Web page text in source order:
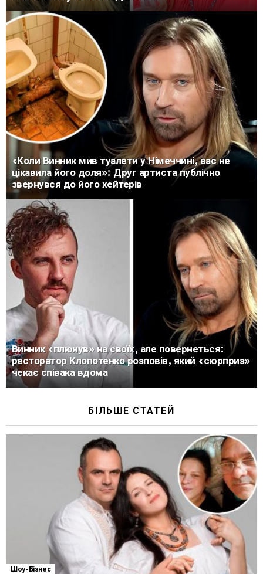
«Коли Винник мив туалети у Німеччині, вас не
цікавила його доля»: Друг артиста публічно
звернувся до його хейтерів
Винник «плюнув» на своїх, але повернеться:
ресторатор Клопотенко розповів, який «сюрприз»
чекає співака вдома
БІЛЬШЕ СТАТЕЙ
Шоу-Бізнес